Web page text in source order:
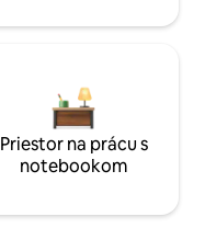
Priestor na prácu s
notebookom